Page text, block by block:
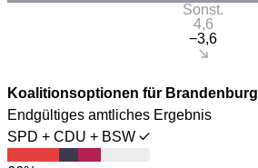
Sonst.
4,6
−3,6
Koalitionsoptionen für Brandenburg
Endgültiges amtliches Ergebnis
SPD + CDU + BSW